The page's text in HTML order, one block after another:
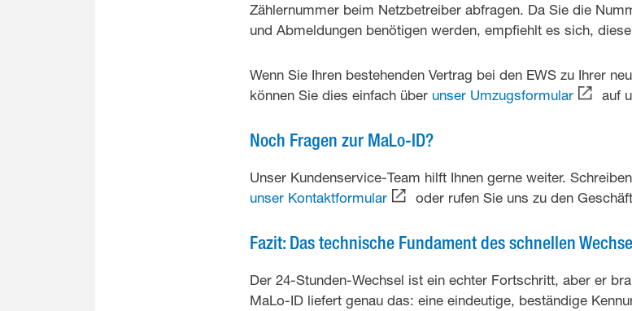
Zählernummer beim Netzbetreiber abfragen. Da Sie die
und Abmeldungen benötigen werden, empfiehlt es sich,
Wenn Sie Ihren bestehenden Vertrag bei den EWS zu Ihrer
können Sie dies einfach über unser Umzugsformular auf
Noch Fragen zur MaLo-ID?
Unser Kundenservice-Team hilft Ihnen gerne weiter.
unser Kontaktformular
oder rufen Sie uns zu den
Fazit: Das technische Fundament des schnellen
Der 24-Stunden-Wechsel ist ein echter Fortschritt, aber er
MaLo-ID liefert genau das: eine eindeutige, beständige